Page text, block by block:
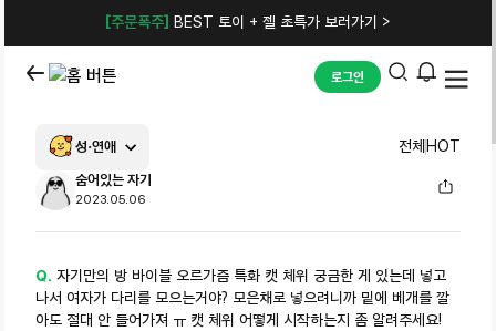
[주문폭주] BEST 토이 + 젤 초특가 보러가기 >
로그인
성·연애 전체 HOT
숨어있는 자기
2023.05.06
Q. 자기만의 방 바이블 오르가즘 특화 캣 체위 궁금한 게 있는데 넣고
나서 여자가 다리를 모으는거야? 모은채로 넣으려니까 밑에 베개를 깔
아도 절대 안 들어가져 ㅠ 캣 체위 어떻게 시작하는지 좀 알려주세요!